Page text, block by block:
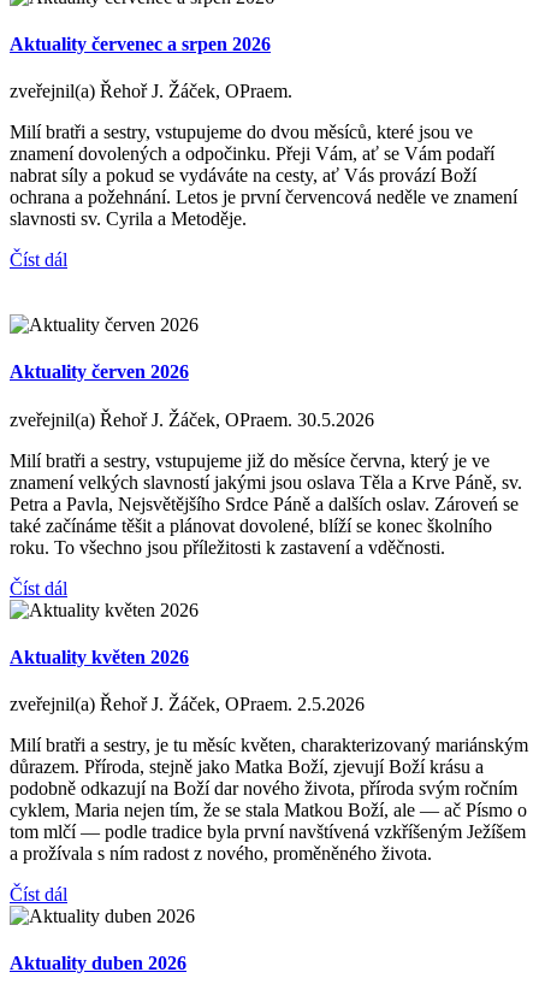
Aktuality červenec a srpen 2026
zveřejnil(a) Řehoř J. Žáček, OPraem.
Milí bratři a sestry, vstupujeme do dvou měsíců, které jsou ve
znamení dovolených a odpočinku. Přeji Vám, ať se Vám podaří
nabrat síly a pokud se vydáváte na cesty, ať Vás provází Boží
ochrana a požehnání. Letos je první červencová neděle ve znamení
slavnosti sv. Cyrila a Metoděje.
Číst dál
Aktuality červen 2026
zveřejnil(a) Řehoř J. Žáček, OPraem. 30.5.2026
Milí bratři a sestry, vstupujeme již do měsíce června, který je ve
znamení velkých slavností jakými jsou oslava Těla a Krve Páně, sv.
Petra a Pavla, Nejsvětějšího Srdce Páně a dalších oslav. Zároveń se
také začínáme těšit a plánovat dovolené, blíží se konec školního
roku. To všechno jsou příležitosti k zastavení a vděčnosti.
Číst dál
Aktuality květen 2026
zveřejnil(a) Řehoř J. Žáček, OPraem. 2.5.2026
Milí bratři a sestry, je tu měsíc květen, charakterizovaný mariánským
důrazem. Příroda, stejně jako Matka Boží, zjevují Boží krásu a
podobně odkazují na Boží dar nového života, příroda svým ročním
cyklem, Maria nejen tím, že se stala Matkou Boží, ale — ač Písmo o
tom mlčí — podle tradice byla první navštívená vzkříšeným Ježíšem
a prožívala s ním radost z nového, proměněného života.
Číst dál
Aktuality duben 2026